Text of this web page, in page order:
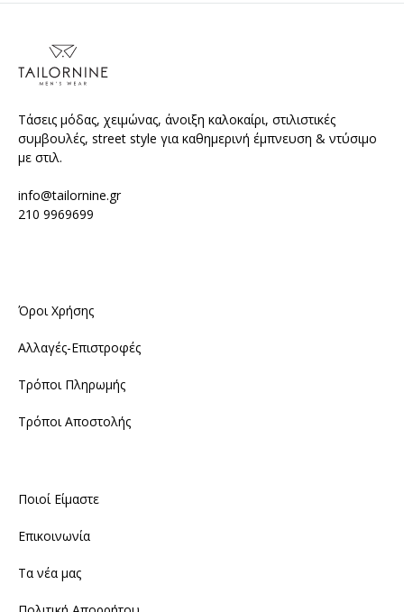
Τάσεις μόδας, χειμώνας, άνοιξη καλοκαίρι, στιλιστικές
συμβουλές, street style για καθημερινή έμπνευση & ντύσιμο
με στιλ.
info@tailornine.gr
210 9969699
Όροι Χρήσης
Αλλαγές-Επιστροφές
Τρόποι Πληρωμής
Τρόποι Αποστολής
Ποιοί Είμαστε
Επικοινωνία
Τα νέα μας